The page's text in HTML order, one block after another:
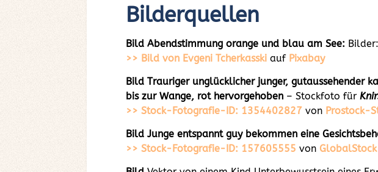
Bilderquellen
Bild Abendstimmung orange und blau am See:
>> Bild von Evgeni Tcherkasski auf Pixabay
Bild Trauriger unglücklicher junger, gutaussehender
bis zur Wange, rot hervorgehoben – Stockfoto für
>> Stock-Fotografie-ID: 1354402827 von Prostock-
Bild Junge entspannt guy bekommen eine
>> Stock-Fotografie-ID: 157605555 von GlobalStock